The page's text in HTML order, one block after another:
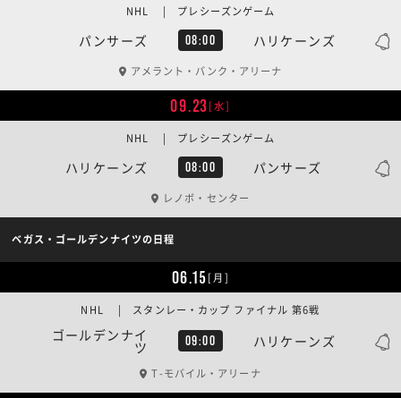
パンサーズ 08:00 ハリケーンズ
NHL | プレシーズンゲーム
アメラント・バンク・アリーナ
09.23[水]
ハリケーンズ 08:00 パンサーズ
NHL | プレシーズンゲーム
レノボ・センター
ベガス・ゴールデンナイツの日程
06.15[月]
ゴールデンナイ
ツ 09:00 ハリケーンズ
NHL | スタンレー・カップ ファイナル 第6戦
T-モバイル・アリーナ